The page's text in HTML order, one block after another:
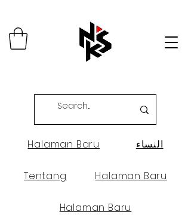
Halaman Baru النساء
Tentang Halaman Baru
Halaman Baru